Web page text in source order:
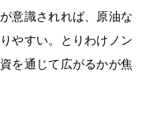
意識されれば、原油な
やすい。とりわけノン
を通じて広がるかが焦